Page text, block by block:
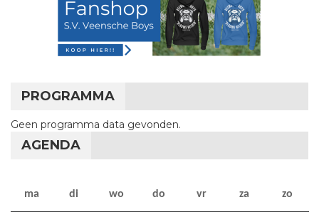
PROGRAMMA
Geen programma data gevonden.
AGENDA
ma maandag
di dinsdag
wo woensdag
do donderdag
vr vrijdag
za zaterdag
zo